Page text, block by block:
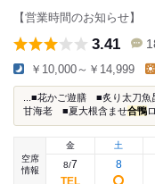
【営業時間のお知らせ】
3.41
￥10,000～￥14,999
...■花かご遊膳 ■炙り太刀魚
甘海老 ■夏大根含ませ合鴨
空席
情報
金
8/7
土
8